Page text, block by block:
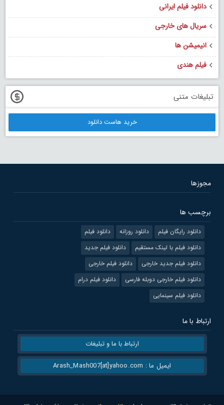
دانلود فیلم ایرانی
سریال های خارجی
انیمیشن ها
فیلم هندی
تبلیغات متنی
خرید هاست دانلود
مجوزها
برچسب ها
دانلود رایگان فیلم دانلود روزانه
دانلود فیلم
دانلود فیلم با لینک مستقیم
دانلود فیلم جدید
دانلود فیلم جدید خارجی
دانلود فیلم خارجی
دانلود فیلم خارجی دوبله فارسی
دانلود فیلم درام
دانلود فیلم سینمایی
ارتباط با ما
ارتباط با ما و تبلیغات
ایمیل ما : Arash_Mash007[at]yahoo.com